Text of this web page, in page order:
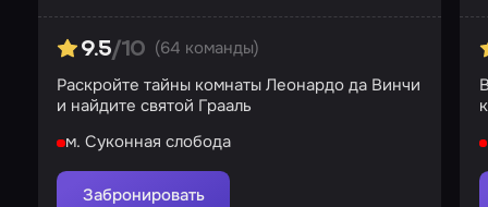
9.5/10 (64 команды)
Раскройте тайны комнаты Леонардо да Винчи
и найдите святой Грааль
м. Суконная слобода
Забронировать